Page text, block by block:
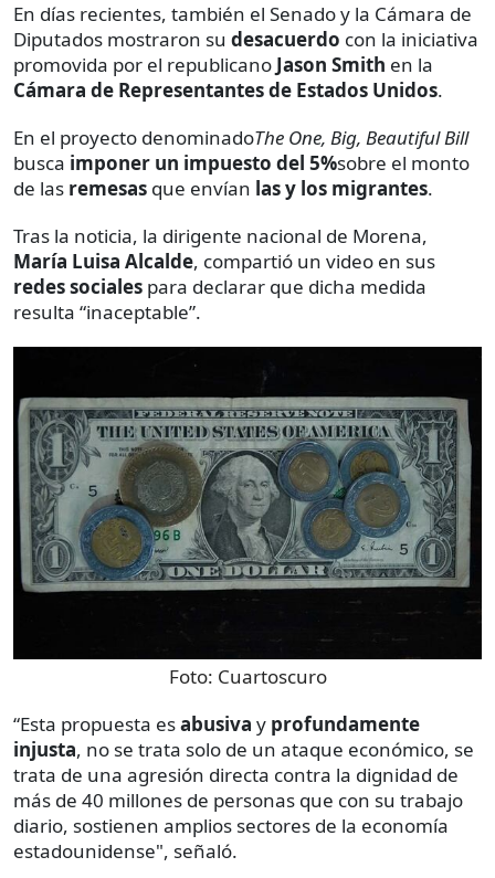
En días recientes, también el Senado y la Cámara de
Diputados mostraron su desacuerdo con la iniciativa
promovida por el republicano Jason Smith en la
Cámara de Representantes de Estados Unidos.
En el proyecto denominadoThe One, Big, Beautiful Bill
busca imponer un impuesto del 5%sobre el monto
de las remesas que envían las y los migrantes.
Tras la noticia, la dirigente nacional de Morena,
María Luisa Alcalde, compartió un video en sus
redes sociales para declarar que dicha medida
resulta “inaceptable”.
Foto: Cuartoscuro
“Esta propuesta esabusiva y profundamente
injusta, no se trata solo de un ataque económico, se
trata de una agresión directa contra la dignidad de
más de 40 millones de personas que con su trabajo
diario, sostienen amplios sectores de la economía
estadounidense", señaló.